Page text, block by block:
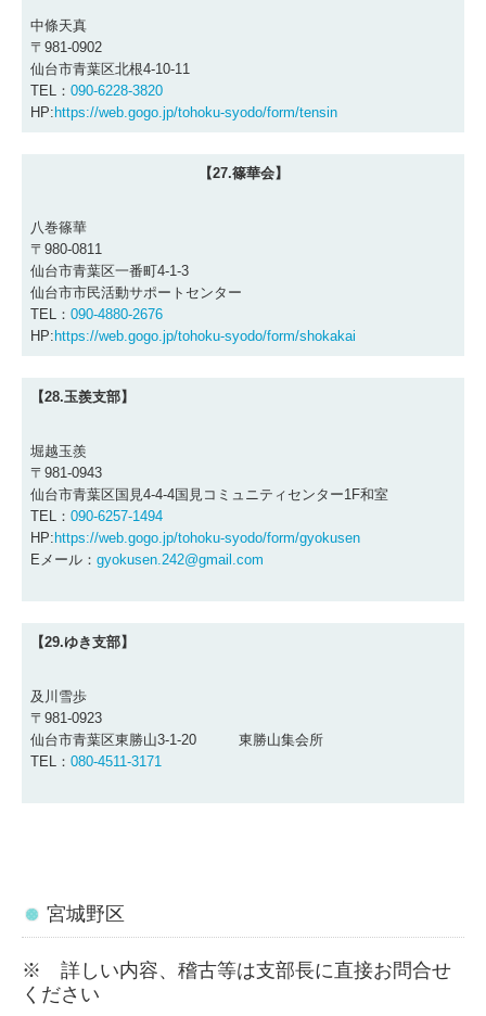
中條天真
〒981-0902
仙台市青葉区北根4-10-11
TEL： 090-6228-3820
HP:https://web.gogo.jp/tohoku-syodo/form/tensin
【27.篠華会】
八巻篠華
〒980-0811
仙台市青葉区一番町4-1-3
仙台市市民活動サポートセンター
TEL： 090-4880-2676
HP:https://web.gogo.jp/tohoku-syodo/form/shokakai
【28.玉羨支部】
堀越玉羨
〒981-0943
仙台市青葉区国見4-4-4国見コミュニティセンター1F和室
TEL： 090-6257-1494
HP:https://web.gogo.jp/tohoku-syodo/form/gyokusen
Eメール： gyokusen.242@gmail.com
【29.ゆき支部】
及川雪歩
〒981-0923
仙台市青葉区東勝山3-1-20 東勝山集会所
TEL： 080-4511-3171
宮城野区
※ 詳しい内容、稽古等は支部長に直接お問合せ
ください